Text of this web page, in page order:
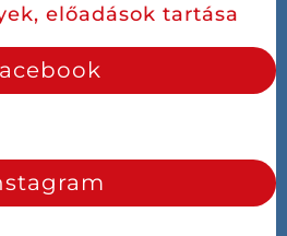
előadások tartása